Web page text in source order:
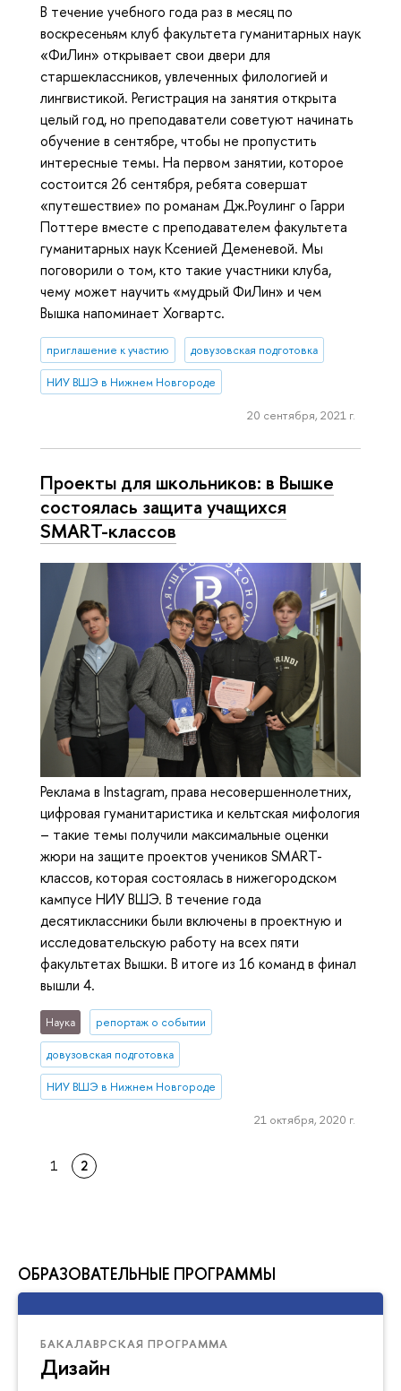
ОБРАЗОВАТЕЛЬНЫЕ ПРОГРАММЫ
БАКАЛАВРСКАЯ ПРОГРАММА
Дизайн
В течение учебного года раз в месяц по
воскресеньям клуб факультета гуманитарных наук
«ФиЛин» открывает свои двери для
старшеклассников, увлеченных филологией и
лингвистикой. Регистрация на занятия открыта
целый год, но преподаватели советуют начинать
обучение в сентябре, чтобы не пропустить
интересные темы. На первом занятии, которое
состоится 26 сентября, ребята совершат
«путешествие» по романам Дж.Роулинг о Гарри
Поттере вместе с преподавателем факультета
гуманитарных наук Ксенией Деменевой. Мы
поговорили о том, кто такие участники клуба,
чему может научить «мудрый ФиЛин» и чем
Вышка напоминает Хогвартс.
приглашение к участию довузовская подготовка
НИУ ВШЭ в Нижнем Новгороде
20 сентября, 2021 г.
Проекты для школьников: в Вышке
состоялась защита учащихся
SMART-классов
Реклама в Instagram, права несовершеннолетних,
цифровая гуманитаристика и кельтская мифология
– такие темы получили максимальные оценки
жюри на защите проектов учеников SMART-
классов, которая состоялась в нижегородском
кампусе НИУ ВШЭ. В течение года
десятиклассники были включены в проектную и
исследовательскую работу на всех пяти
факультетах Вышки. В итоге из 16 команд в финал
вышли 4.
Наука репортаж о событии
довузовская подготовка
НИУ ВШЭ в Нижнем Новгороде
21 октября, 2020 г.
1 2